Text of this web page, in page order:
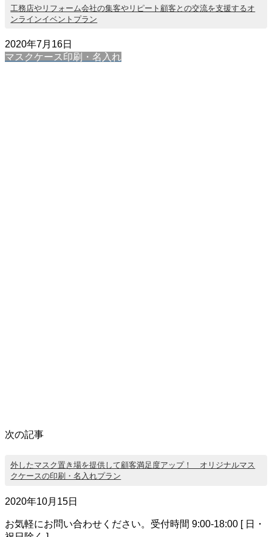
工務店やリフォーム会社の集客やリピート顧客との交流を支援するオ
ンラインイベントプラン
2020年7月16日
マスクケース印刷・名入れ
次の記事
外したマスク置き場を提供して顧客満足度アップ！ オリジナルマス
クケースの印刷・名入れプラン
2020年10月15日
お気軽にお問い合わせください。 受付時間 9:00-18:00 [ 日・